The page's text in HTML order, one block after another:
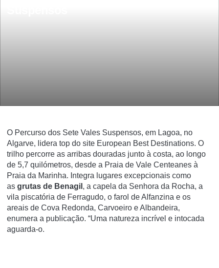
O Percurso dos Sete Vales Suspensos, em Lagoa, no
Algarve, lidera top do site European Best Destinations. O
trilho percorre as arribas douradas junto à costa, ao longo
de 5,7 quilómetros, desde a Praia de Vale Centeanes à
Praia da Marinha. Integra lugares excepcionais como
as grutas de Benagil , a capela da Senhora da Rocha, a
vila piscatória de Ferragudo, o farol de Alfanzina e os
areais de Cova Redonda, Carvoeiro e Albandeira,
enumera a publicação. “Uma natureza incrível e intocada
aguarda-o.